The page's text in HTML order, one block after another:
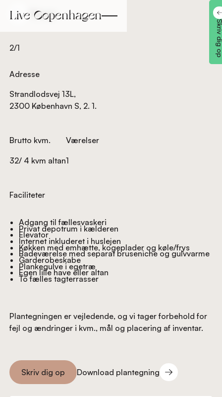
Tilbage
2/1
Adresse
Strandlodsvej 13L,
2300 København S, 2. 1.
Brutto kvm.
32/ 4 kvm altan
Værelser
1
Faciliteter
Adgang til fællesvaskeri
Privat depotrum i kælderen
Elevator
Internet inkluderet i huslejen
Køkken med emhætte, kogeplader og køle/frys
Badeværelse med separat bruseniche og gulvvarme
Garderobeskabe
Plankegulve i egetræ
Egen lille have eller altan
To fælles tagterrasser
Plantegningen er vejledende, og vi tager forbehold for
fejl og ændringer i kvm., mål og placering af inventar.
Skriv dig op
Skriv dig op
Download plantegning
Download plantegning